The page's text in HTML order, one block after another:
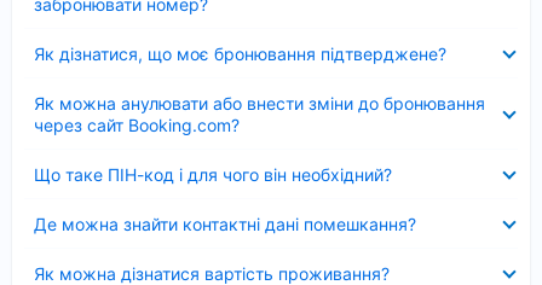
забронювати номер?
Як дізнатися, що моє бронювання підтверджене?
Як можна анулювати або внести зміни до бронювання
через сайт Booking.com?
Що таке ПІН-код і для чого він необхідний?
Де можна знайти контактні дані помешкання?
Як можна дізнатися вартість проживання?